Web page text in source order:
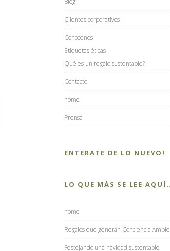
Clientes corporativos
Conocenos
Etiquetas éticas
Qué es un regalo sustentable?
Contacto
home
Prensa
ENTERATE DE LO NUEVO!
LO QUE MÁS SE LEE
home
Regalos que generan Conciencia
Festejando una navidad sustentable